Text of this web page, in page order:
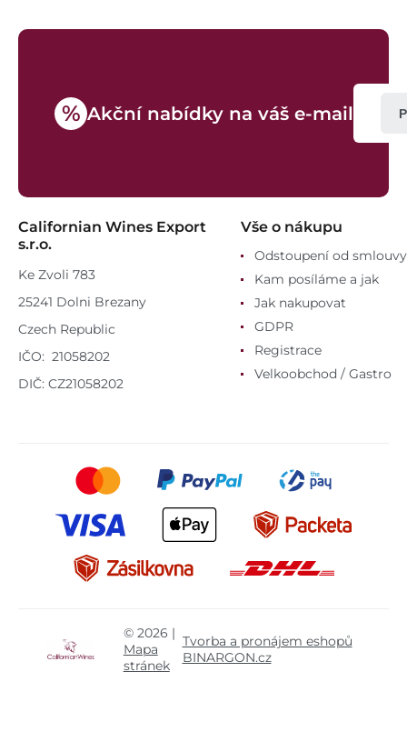
% Akční nabídky na váš e-mail
Californian Wines Export
s.r.o.
Ke Zvoli 783
25241 Dolni Brezany
Czech Republic
IČO: 21058202
DIČ: CZ21058202
Vše o nákupu
Odstoupení od smlouvy
Kam posíláme a jak
Jak nakupovat
GDPR
Registrace
Velkoobchod / Gastro
© 2026 |
Mapa
stránek
Tvorba a pronájem eshopů
BINARGON.cz